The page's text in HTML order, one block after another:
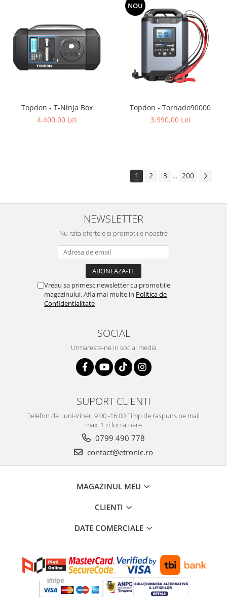
Topdon - T-Ninja Box
4.400,00 Lei
NOU
Topdon - Tornado90000
3.990,00 Lei
1 2 3 ... 200
NEWSLETTER
Nu rata ofertele si promotiile noastre
Vreau sa primesc newsletter cu promotiile
magazinului. Afla mai multe in Politica de
Confidentialitate
SOCIAL
Urmareste-ne in social media
SUPORT CLIENTI
Telefon de Luni-Vineri 9:00 -16:00 Timp de raspuns pe mail
max. 1 zi lucratoare
0799 490 778
contact@etronic.ro
MAGAZINUL MEU
CLIENTI
DATE COMERCIALE